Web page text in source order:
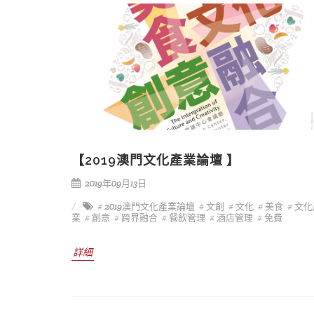
【2019澳門文化產業論壇 】
2019年09月13日
# 2019澳門文化產業論壇 # 文創 # 文化 # 美食 # 文
業 # 創意 # 跨界融合 # 餐飲管理 # 酒店管理 # 免費
詳細